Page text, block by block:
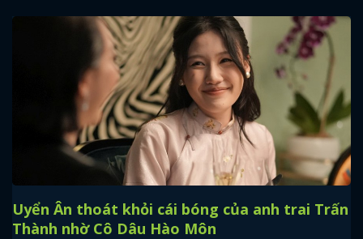
Uyển Ân thoát khỏi cái bóng của anh trai Trấn
Thành nhờ Cô Dâu Hào Môn